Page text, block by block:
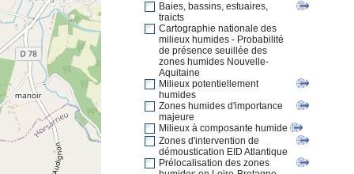
Baies, bassins, estuaires,
traicts
Cartographie nationale des
milieux humides - Probabilité
de présence seuillée des
zones humides Nouvelle-
Aquitaine
Milieux potentiellement
humides
Zones humides d'importance
majeure
Milieux à composante humide
Zones d'intervention de
démoustication EID Atlantique
Prélocalisation des zones